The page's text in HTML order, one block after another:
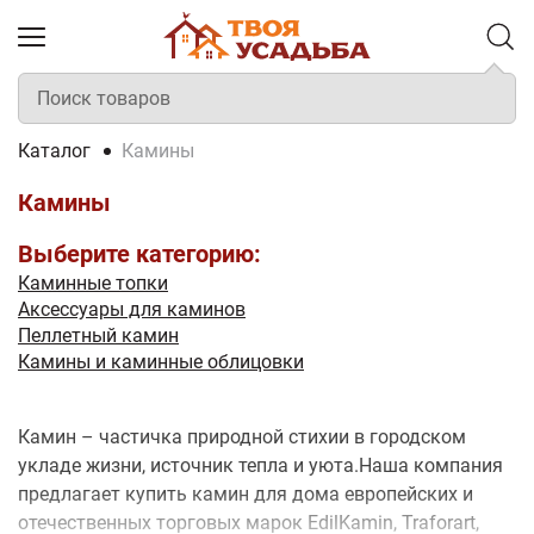
Каталог Камины
Камины
Выберите категорию:
Каминные топки
Аксессуары для каминов
Пеллетный камин
Камины и каминные облицовки
Камин – частичка природной стихии в городском
укладе жизни, источник тепла и уюта.Наша компания
предлагает купить камин для дома европейских и
отечественных торговых марок EdilKamin, Traforart,